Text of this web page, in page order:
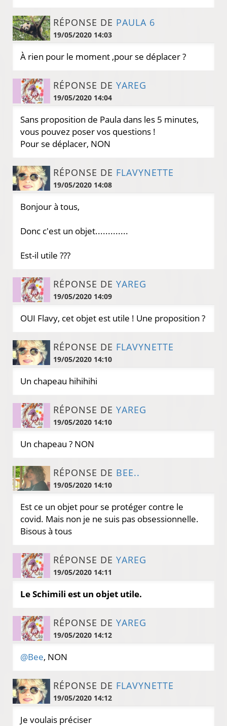
RÉPONSE DE PAULA 6
19/05/2020 14:03
À rien pour le moment ,pour se déplacer ?
RÉPONSE DE YAREG
19/05/2020 14:04
Sans proposition de Paula dans les 5 minutes,
vous pouvez poser vos questions !
Pour se déplacer, NON
RÉPONSE DE FLAVYNETTE
19/05/2020 14:08
Bonjour à tous,
Donc c'est un objet.............
Est-il utile ???
RÉPONSE DE YAREG
19/05/2020 14:09
OUI Flavy, cet objet est utile ! Une proposition ?
RÉPONSE DE FLAVYNETTE
19/05/2020 14:10
Un chapeau hihihihi
RÉPONSE DE YAREG
19/05/2020 14:10
Un chapeau ? NON
RÉPONSE DE BEE..
19/05/2020 14:10
Est ce un objet pour se protéger contre le
covid. Mais non je ne suis pas obsessionnelle.
Bisous à tous
RÉPONSE DE YAREG
19/05/2020 14:11
Le Schimili est un objet utile.
RÉPONSE DE YAREG
19/05/2020 14:12
@Bee, NON
RÉPONSE DE FLAVYNETTE
19/05/2020 14:12
Je voulais préciser